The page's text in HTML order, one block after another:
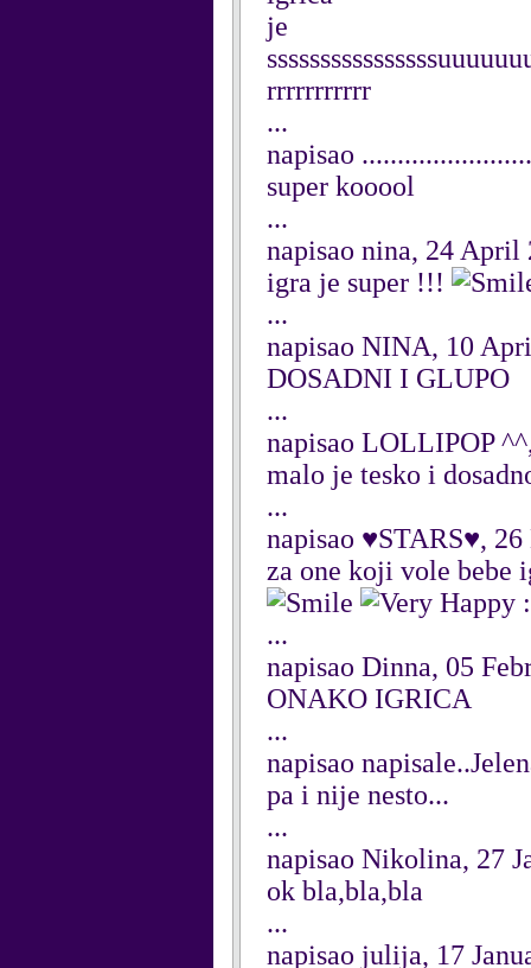
je
rrrrrrrrrrr
...
napisao
super kooool
...
napisao nina, 24 April
igra je super !!!
...
napisao NINA, 10
DOSADNI I GLUPO
...
napisao LOLLIPOP
malo je tesko i
...
napisao ♥STARS♥,
za one koji vole bebe
...
napisao Dinna, 05
ONAKO IGRICA
...
napisao
pa i nije nesto...
...
napisao Nikolina, 27
ok bla,bla,bla
...
napisao julija, 17